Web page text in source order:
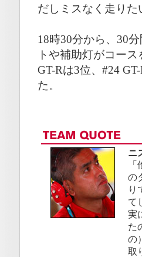
だしミスなく走り
18時30分から、30
トや補助灯がコー
GT-Rは3位、#24
た。
ニ
の
り
て
実
た
の
取